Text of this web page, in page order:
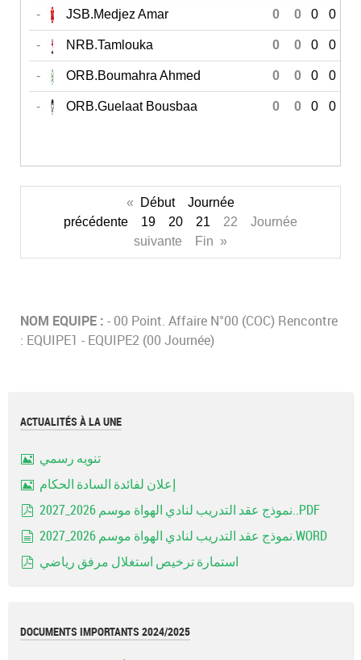
- JSB.Medjez Amar 0 0 0 0
- NRB.Tamlouka 0 0 0 0
- ORB.Boumahra Ahmed 0 0 0 0
- ORB.Guelaat Bousbaa 0 0 0 0
« Début
Journée
précédente
19 20 21 22 Journée
suivante Fin »
NOM EQUIPE : - 00 Point. Affaire N°00 (COC) Rencontre
: EQUIPE1 - EQUIPE2 (00 Journée)
ACTUALITÉS À LA UNE
تنويه رسمي
إعلان لفائدة السادة الحكام
نموذج عقد التدريب لنادي الهواة موسم 2026_2027..PDF
نموذج عقد التدريب لنادي الهواة موسم 2026_2027.WORD
استمارة ترخيص استغلال مرفق رياضي
DOCUMENTS IMPORTANTS 2024/2025